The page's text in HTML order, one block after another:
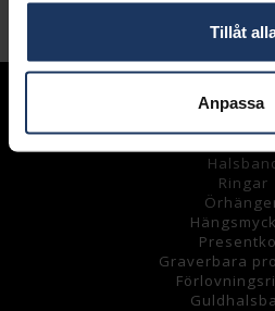
Tillåt
Anpassa
Andra
Ringar
Graverbara